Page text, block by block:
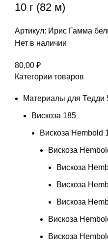
10 г (82 м)
Артикул: Ирис Гамма
Нет в наличии
80,00 ₽
Категории товаров
Материалы для Тедди
Вискоза 185
Вискоза Hembold
Вискоза
Вискоза
Вискоза
Вискоза
Вискоза
Вискоза